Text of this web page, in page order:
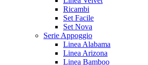
Ricambi
Set Facile
Set Nova
Serie Appoggio
Linea Alabama
Linea Arizona
Linea Bamboo